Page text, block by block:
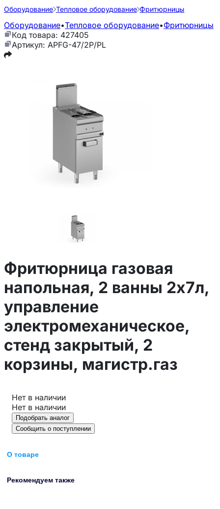
Оборудование Тепловое оборудование Фритюрницы
Оборудование•Тепловое оборудование•Фритюрницы
Код товара: 427405
Артикул: APFG-47/2P/PL
Фритюрница газовая
напольная, 2 ванны 2х7л,
управление
электромеханическое,
стенд закрытый, 2
корзины, магистр.газ
Нет в наличии
Нет в наличии
Подобрать аналог
Сообщить о поступлении
О товаре
Рекомендуем также